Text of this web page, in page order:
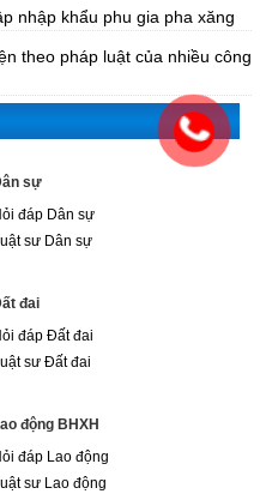
nhập khẩu phu gia pha xăng
theo pháp luật của nhiều công
sự
đáp Dân sự
sư Dân sự
đai
đáp Đất đai
sư Đất đai
động BHXH
đáp Lao động
sư Lao động